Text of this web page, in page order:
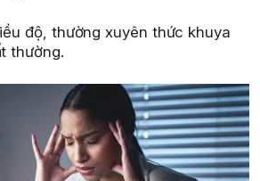
độ, thường xuyên thức khuya
thường.